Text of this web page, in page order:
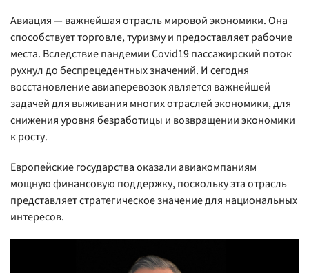
Авиация — важнейшая отрасль мировой экономики. Она
способствует торговле, туризму и предоставляет рабочие
места. Вследствие пандемии Covid19 пассажирский поток
рухнул до беспрецедентных значений. И сегодня
восстановление авиаперевозок является важнейшей
задачей для выживания многих отраслей экономики, для
снижения уровня безработицы и возвращении экономики
к росту.
Европейские государства оказали авиакомпаниям
мощную финансовую поддержку, поскольку эта отрасль
представляет стратегическое значение для национальных
интересов.